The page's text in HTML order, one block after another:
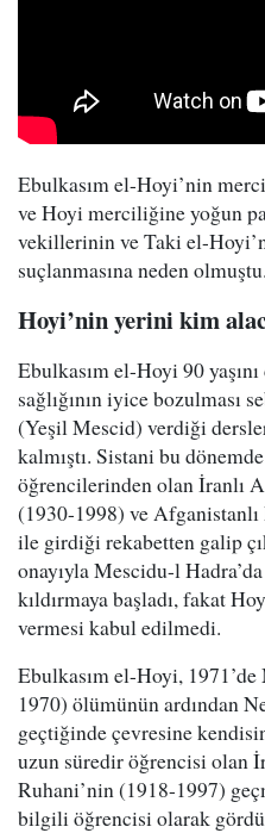
Ebulkasım el-Hoyi’nin
ve Hoyi merciliğine yoğun
vekillerinin ve Taki el-
suçlanmasına neden olmuştu.
Hoyi’nin yerini kim
Ebulkasım el-Hoyi 90
sağlığının iyice bozulması
(Yeşil Mescid) verdiği
kalmıştı. Sistani bu
öğrencilerinden olan İranlı
(1930-1998) ve
ile girdiği rekabetten galip
onayıyla Mescidu-l
kıldırmaya başladı, fakat
vermesi kabul edilmedi.
Ebulkasım el-Hoyi,
1970) ölümünün ardından
geçtiğinde çevresine
uzun süredir öğrencisi olan
Ruhani’nin (1918-1997)
bilgili öğrencisi olarak